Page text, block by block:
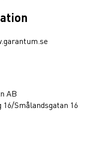
AB
Smålandsgatan 16